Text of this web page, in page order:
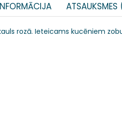
rozā. Ieteicams kucēniem